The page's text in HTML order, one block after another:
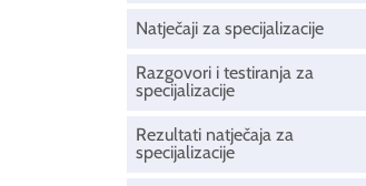
Natječaji za specijalizacije
Razgovori i testiranja za
specijalizacije
Rezultati natječaja za
specijalizacije